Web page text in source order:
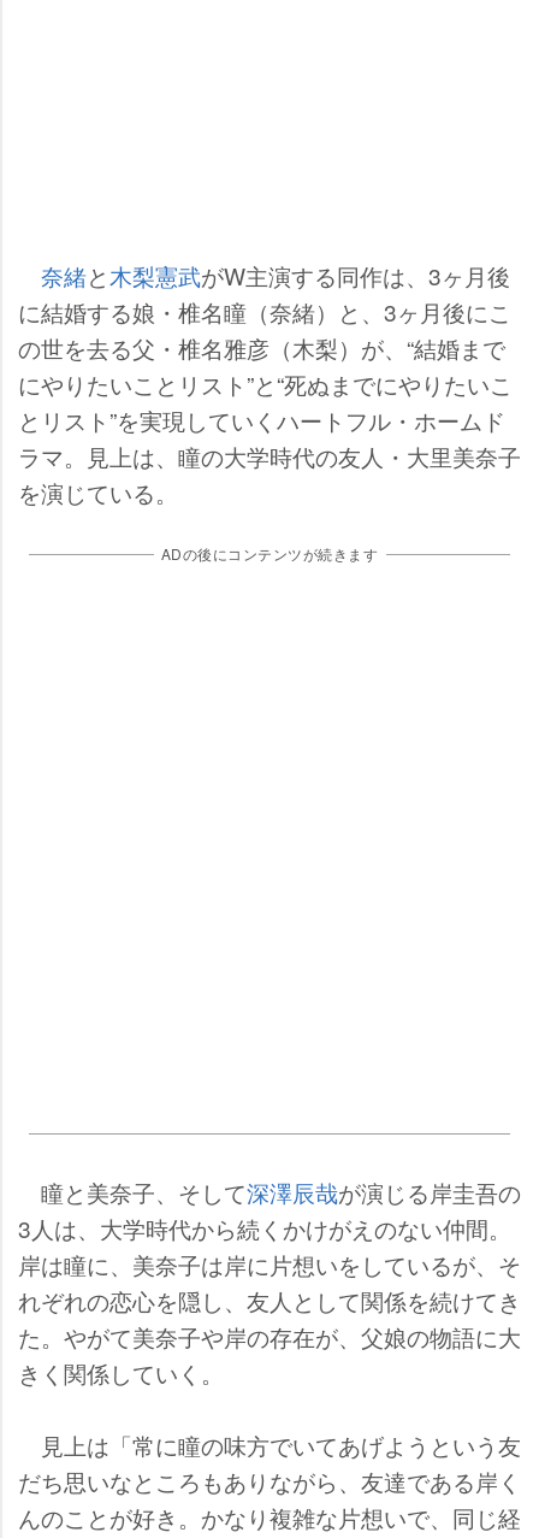
奈緒と木梨憲武がW主演する同作は、3ヶ月後
に結婚する娘・椎名瞳（奈緒）と、3ヶ月後にこ
の世を去る父・椎名雅彦（木梨）が、“結婚まで
にやりたいことリスト”と“死ぬまでにやりたいこ
とリスト”を実現していくハートフル・ホームド
ラマ。見上は、瞳の大学時代の友人・大里美奈子
を演じている。
ADの後にコンテンツが続きます
瞳と美奈子、そして深澤辰哉が演じる岸圭吾の
3人は、大学時代から続くかけがえのない仲間。
岸は瞳に、美奈子は岸に片想いをしているが、そ
れぞれの恋心を隠し、友人として関係を続けてき
た。やがて美奈子や岸の存在が、父娘の物語に大
きく関係していく。
見上は「常に瞳の味方でいてあげようという友
だち思いなところもありながら、友達である岸く
んのことが好き。かなり複雑な片想いで、同じ経